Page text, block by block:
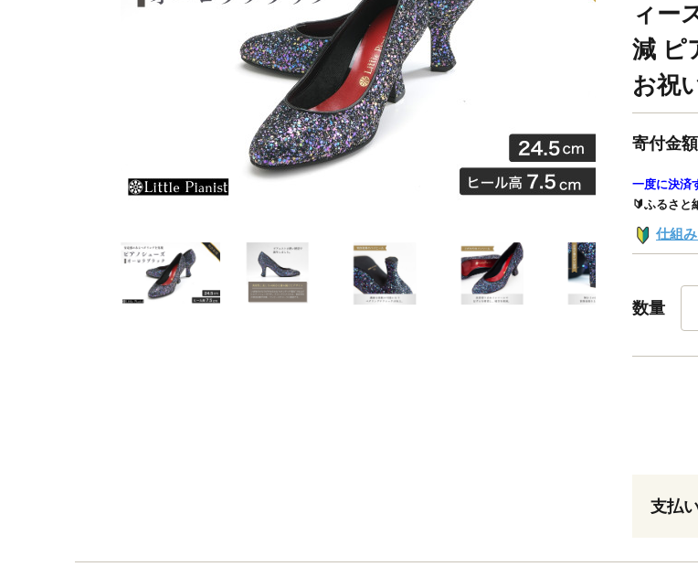
ィー
減 ピ
お祝
寄付金額
一度に決済
🔰ふるさと
仕組
数量
支払